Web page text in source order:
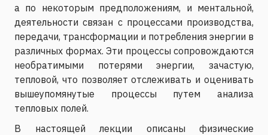
а по некоторым предположениям, и ментальной,
деятельности связан с процессами производства,
передачи, трансформации и потребления энергии в
различных формах. Эти процессы сопровождаются
необратимыми потерями энергии, зачастую,
тепловой, что позволяет отслеживать и оценивать
вышеупомянутые процессы путем анализа
тепловых полей.
В настоящей лекции описаны физические